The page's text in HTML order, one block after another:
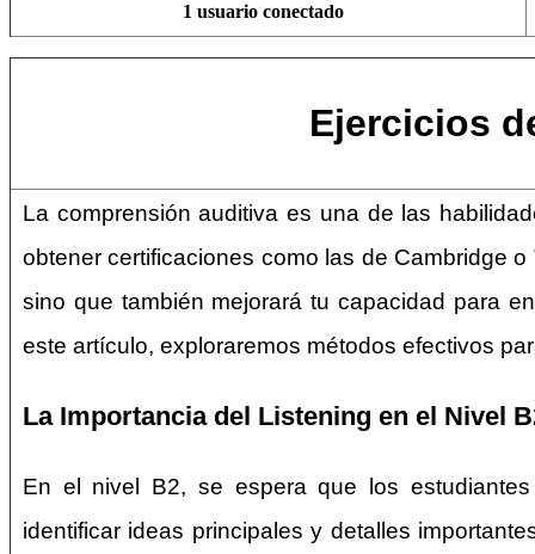
1 usuario conectado
Ejercicios
La comprensión auditiva es una de las
obtener certificaciones como las de Cambridge
sino que también mejorará tu capacidad para
este artículo, exploraremos métodos efectivos
La Importancia del Listening en el Nivel
En el nivel B2, se espera que los
identificar ideas principales y detalles